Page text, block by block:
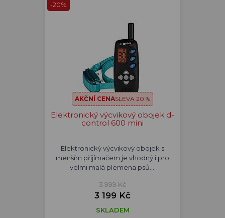
-20%
AKČNÍ CENASLEVA 20 %
Elektronický výcvikový obojek d-
control 600 mini
Elektronický výcvikový obojek s
menším přijímačem je vhodný i pro
velmi malá plemena psů.…
3 999 Kč
3 199 Kč
SKLADEM